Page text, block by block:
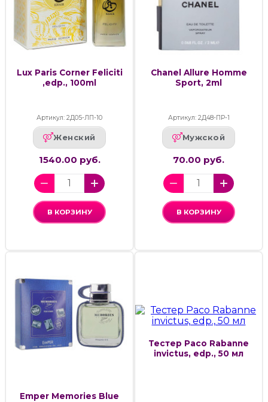
Lux Paris Corner Feliciti
,edp., 100ml
Артикул: 2Д05-ЛП-10
Женский
1540.00 руб.
В КОРЗИНУ
Chanel Allure Homme
Sport, 2ml
Артикул: 2Д48-ПР-1
Мужской
70.00 руб.
В КОРЗИНУ
Emper Memories Blue
Тестер Paco Rabanne
invictus, edp., 50 мл